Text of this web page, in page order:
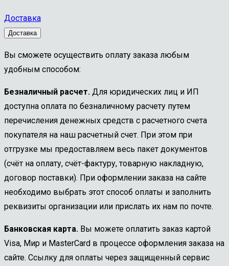
Доставка
Доставка
Вы сможете осуществить оплату заказа любым
удобным способом:
Безналичный расчет. Для юридических лиц и ИП
доступна оплата по безналичному расчету путем
перечисления денежных средств с расчетного счета
покупателя на наш расчетный счет. При этом при
отгрузке мы предоставляем весь пакет документов
(счёт на оплату, счёт-фактуру, товарную накладную,
договор поставки). При оформлении заказа на сайте
необходимо выбрать этот способ оплаты и заполнить
реквизиты организации или прислать их нам по почте.
Банковская карта. Вы можете оплатить заказ картой
Visa, Мир и MasterCard в процессе оформления заказа на
сайте. Ссылку для оплаты через защищенный сервис